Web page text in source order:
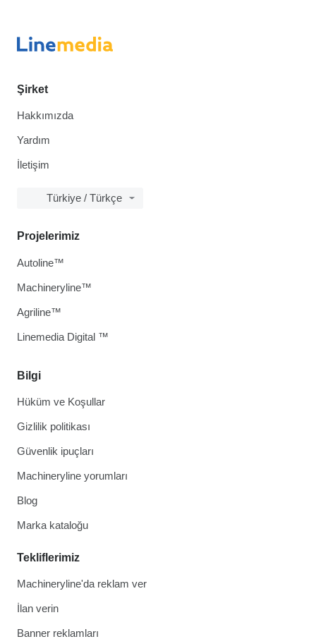
Şirket
Hakkımızda
Yardım
İletişim
Türkiye / Türkçe
Bilgi
Hüküm ve Koşullar
Gizlilik politikası
Güvenlik ipuçları
Machineryline yorumları
Blog
Marka kataloğu
Tekliflerimiz
Machineryline'da reklam ver
İlan verin
Banner reklamları
Projelerimiz
Autoline™
Machineryline™
Agriline™
Linemedia Digital ™